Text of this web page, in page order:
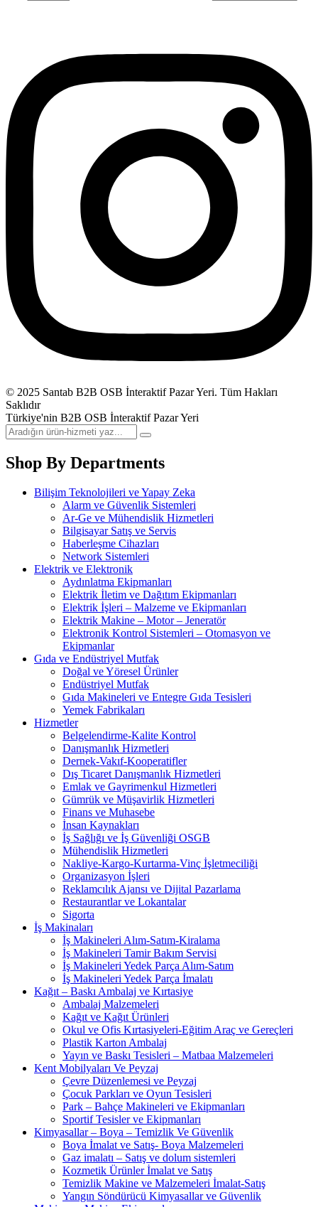
© 2025 Santab B2B OSB İnteraktif Pazar Yeri. Tüm Hakları
Saklıdır
Türkiye'nin B2B OSB İnteraktif Pazar Yeri
Shop By Departments
Bilişim Teknolojileri ve Yapay Zeka
Alarm ve Güvenlik Sistemleri
Ar-Ge ve Mühendislik Hizmetleri
Bilgisayar Satış ve Servis
Haberleşme Cihazları
Network Sistemleri
Elektrik ve Elektronik
Aydınlatma Ekipmanları
Elektrik İletim ve Dağıtım Ekipmanları
Elektrik İşleri – Malzeme ve Ekipmanları
Elektrik Makine – Motor – Jeneratör
Elektronik Kontrol Sistemleri – Otomasyon ve
Ekipmanlar
Gıda ve Endüstriyel Mutfak
Doğal ve Yöresel Ürünler
Endüstriyel Mutfak
Gıda Makineleri ve Entegre Gıda Tesisleri
Yemek Fabrikaları
Hizmetler
Belgelendirme-Kalite Kontrol
Danışmanlık Hizmetleri
Dernek-Vakıf-Kooperatifler
Dış Ticaret Danışmanlık Hizmetleri
Emlak ve Gayrimenkul Hizmetleri
Gümrük ve Müşavirlik Hizmetleri
Finans ve Muhasebe
İnsan Kaynakları
İş Sağlığı ve İş Güvenliği OSGB
Mühendislik Hizmetleri
Nakliye-Kargo-Kurtarma-Vinç İşletmeciliği
Organizasyon İşleri
Reklamcılık Ajansı ve Dijital Pazarlama
Restaurantlar ve Lokantalar
Sigorta
İş Makinaları
İş Makineleri Alım-Satım-Kiralama
İş Makineleri Tamir Bakım Servisi
İş Makineleri Yedek Parça Alım-Satım
İş Makineleri Yedek Parça İmalatı
Kağıt – Baskı Ambalaj ve Kırtasiye
Ambalaj Malzemeleri
Kağıt ve Kağıt Ürünleri
Okul ve Ofis Kırtasiyeleri-Eğitim Araç ve Gereçleri
Plastik Karton Ambalaj
Yayın ve Baskı Tesisleri – Matbaa Malzemeleri
Kent Mobilyaları Ve Peyzaj
Çevre Düzenlemesi ve Peyzaj
Çocuk Parkları ve Oyun Tesisleri
Park – Bahçe Makineleri ve Ekipmanları
Sportif Tesisler ve Ekipmanları
Kimyasallar – Boya – Temizlik Ve Güvenlik
Boya İmalat ve Satış- Boya Malzemeleri
Gaz imalatı – Satış ve dolum sistemleri
Kozmetik Ürünler İmalat ve Satış
Temizlik Makine ve Malzemeleri İmalat-Satış
Yangın Söndürücü Kimyasallar ve Güvenlik